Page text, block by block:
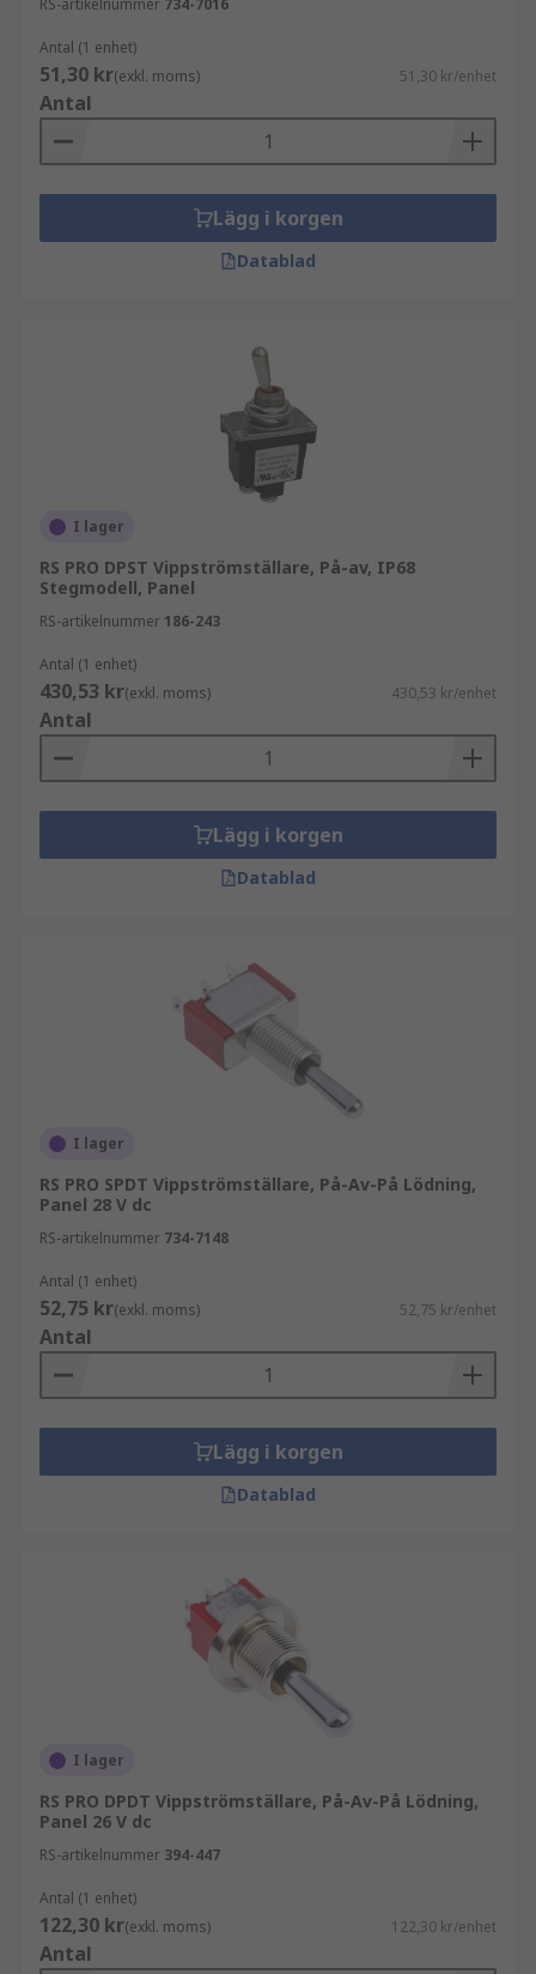
RS-artikelnummer 734-7016
Antal (1 enhet)
51,30 kr(exkl. moms) 51,30 kr/enhet
Antal
Lägg i korgen
Datablad
I lager
RS PRO DPST Vippströmställare, På-av, IP68
Stegmodell, Panel
RS-artikelnummer 186-243
Antal (1 enhet)
430,53 kr(exkl. moms) 430,53 kr/enhet
Antal
Lägg i korgen
Datablad
I lager
RS PRO SPDT Vippströmställare, På-Av-På Lödning,
Panel 28 V dc
RS-artikelnummer 734-7148
Antal (1 enhet)
52,75 kr(exkl. moms) 52,75 kr/enhet
Antal
Lägg i korgen
Datablad
I lager
RS PRO DPDT Vippströmställare, På-Av-På Lödning,
Panel 26 V dc
RS-artikelnummer 394-447
Antal (1 enhet)
122,30 kr(exkl. moms) 122,30 kr/enhet
Antal